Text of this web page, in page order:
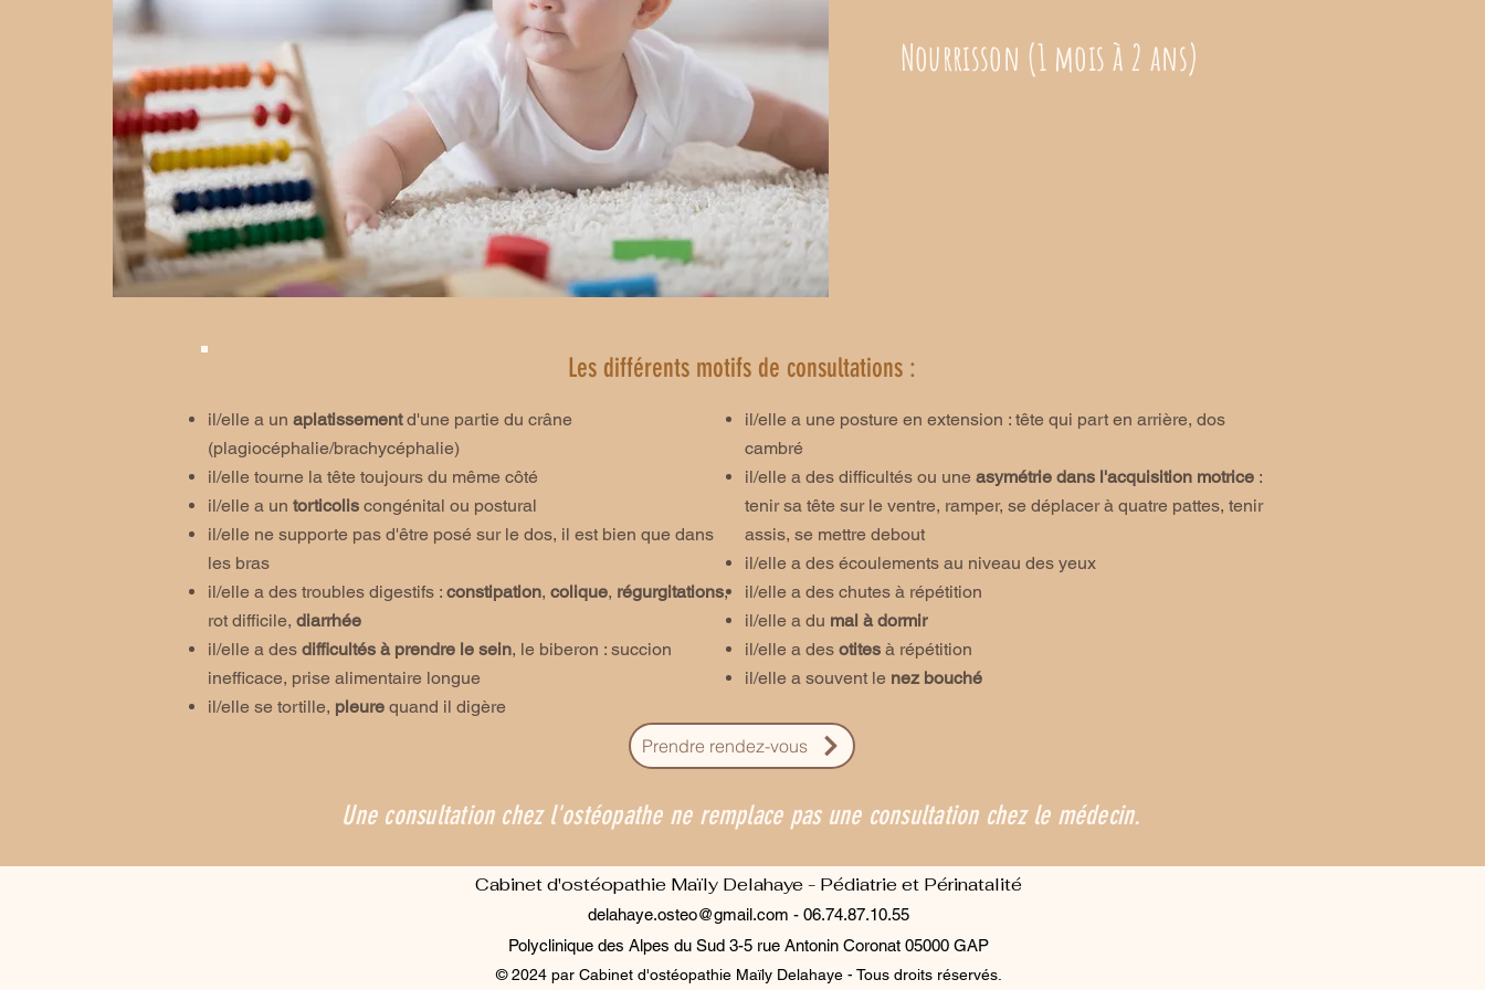
Nourrisson (1 moisà 2 ans)
Les différents motifs de consultations :
il/elle a un aplatissementd'une partie du crâne
(plagiocéphalie/brachycéphalie)
il/elle tourne la tête toujours du même côté
il/elle a un torticolis congénital ou postural
il/elle ne supporte pas d'être posé sur le dos, il est bien que dans
les bras
il/elle a des troubles digestifs : constipation, colique, régurgitations,
rot difficile, diarrhée
il/elle a des difficultés à prendre le sein, le biberon : succion
inefficace, prise alimentaire longue
il/elle se tortille, pleure quand il digère
il/elle a une posture en extension : tête qui part en arrière, dos
cambré
il/elle a des difficultés ou une asymétrie dans l'acquisition motrice :
tenir sa tête sur le ventre, ramper, se déplacer à quatre pattes, tenir
assis, se mettre debout
il/elle a des écoulements au niveau des yeux
il/elle a des chutes à répétition
il/elle a du mal à dormir
il/elle a des otites à répétition
il/elle a souvent le nez bouché
Prendre rendez-vous
Une consultation chez l'ostéopathe ne remplace pas une consultation chez le médecin.
Cabinet d'ostéopathie Maïly Delahaye - Pédiatrie et Périnatalité
delahaye.osteo@gmail.com - 06.74.87.10.55
Polyclinique des Alpes du Sud 3-5 rue Antonin Coronat 05000 GAP
© 2024 par Cabinet d'ostéopathie Maïly Delahaye - Tous droits réservés.